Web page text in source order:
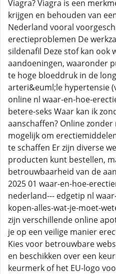
Viagra? Viagra is een
krijgen en behouden van
Nederland vooral
erectieproblemen De
sildenafil Deze stof kan ook
aandoeningen, waaronder
te hoge bloeddruk in de
arteri&euml;le hypertensie
online nl waar-en-hoe-
betere-seks Waar kan ik
aanschaffen? Online
mogelijk om
te schaffen Er zijn diverse
producten kunt bestellen,
betrouwbaarheid van de
2025 01 waar-en-hoe-
nederland--- edgetip nl
kopen-alles-wat-je-moet-
zijn verschillende online
je op een veilige manier
Kies voor betrouwbare
en beschikken over een
keurmerk of het EU-logo